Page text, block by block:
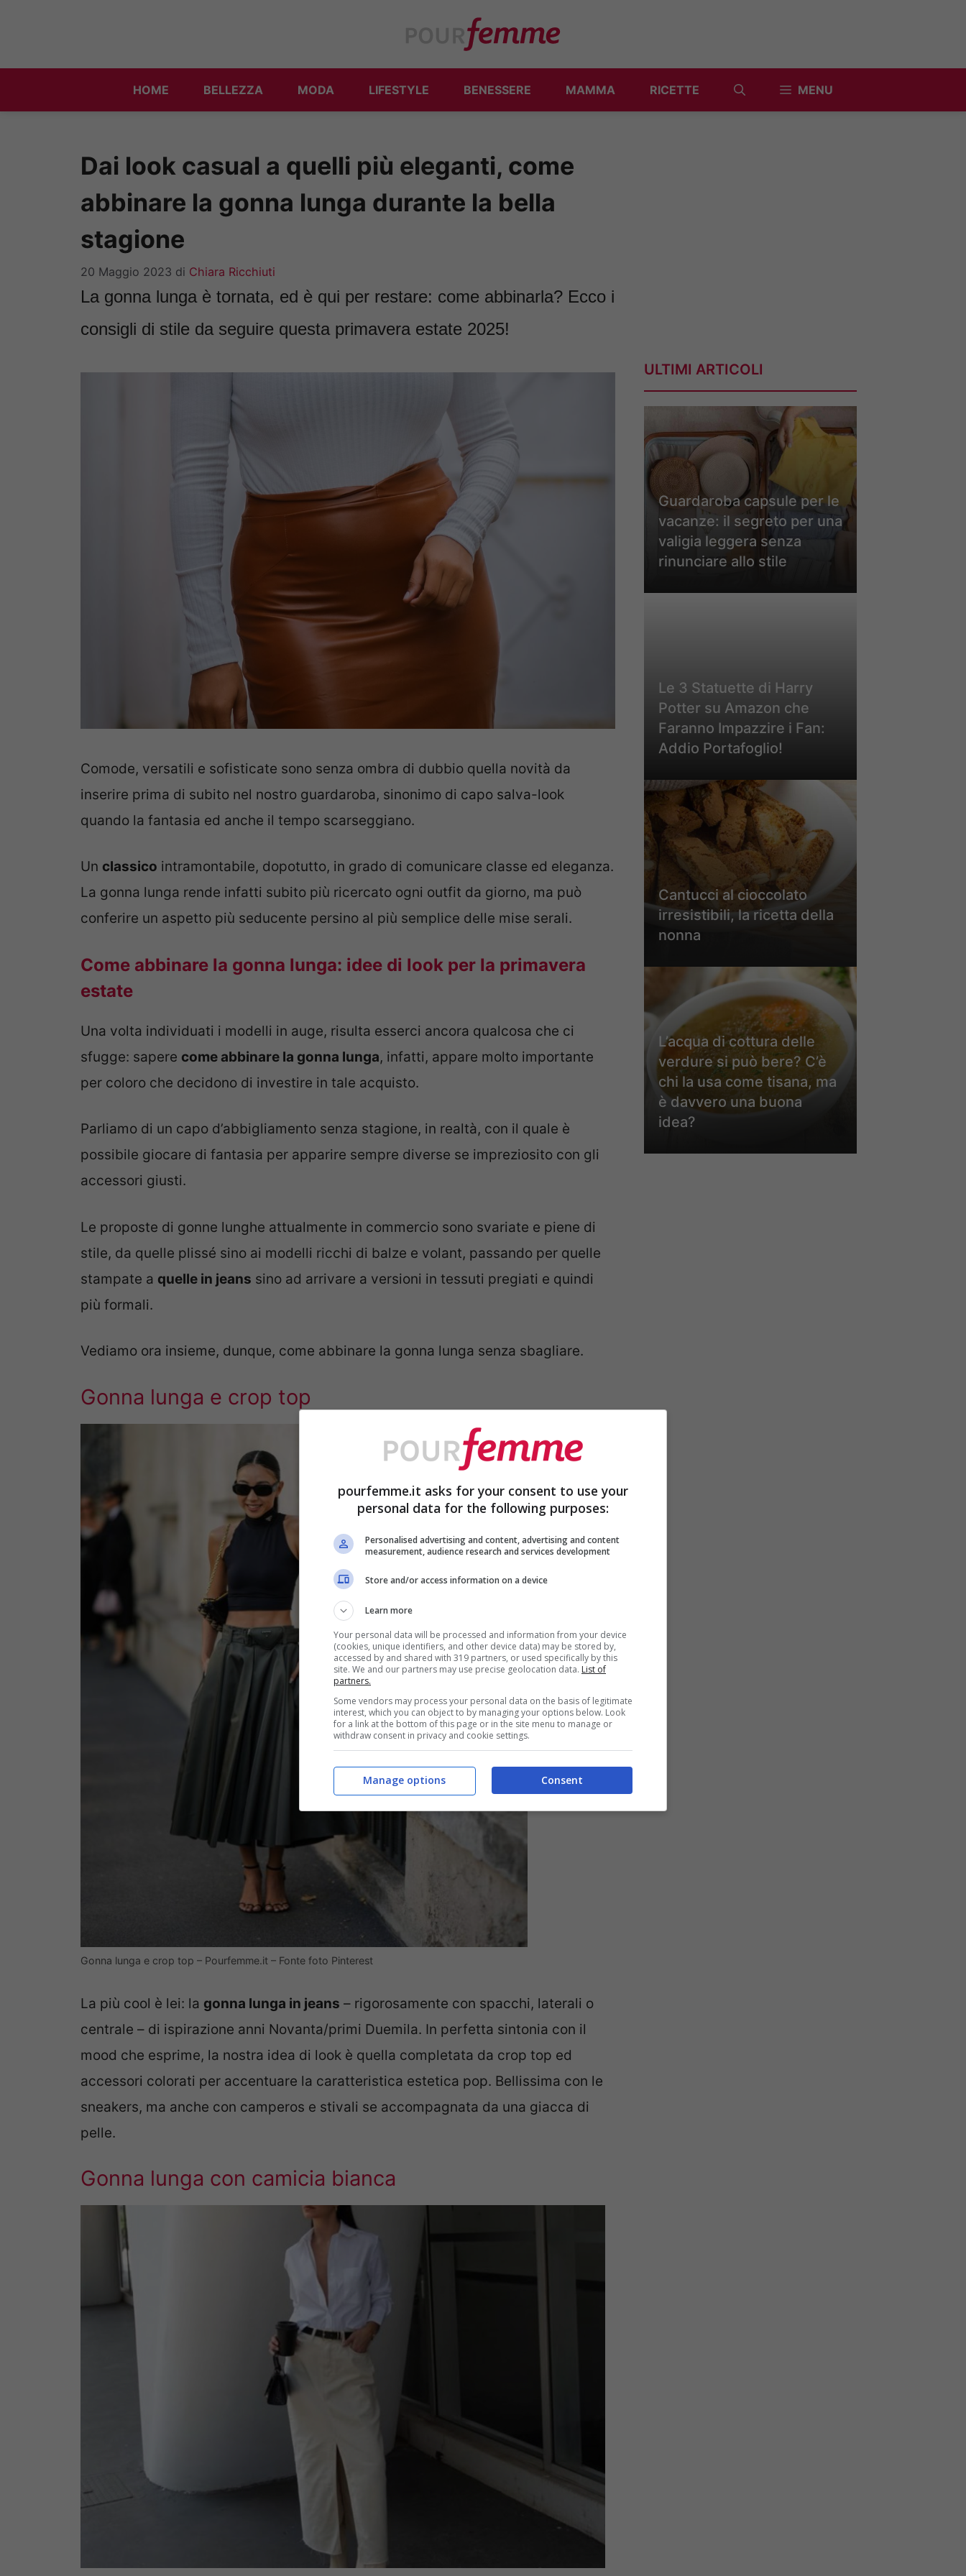
HOME BELLEZZA MODA LIFESTYLE BENESSERE MAMMA RICETTE MENU
Dai look casual a quelli più eleganti, come
abbinare la gonna lunga durante la bella
stagione
20 Maggio 2023 di Chiara Ricchiuti
La gonna lunga è tornata, ed è qui per restare: come abbinarla? Ecco i
consigli di stile da seguire questa primavera estate 2025!
Comode, versatili e sofisticate sono senza ombra di dubbio quella novità da
inserire prima di subito nel nostro guardaroba, sinonimo di capo salva-look
quando la fantasia ed anche il tempo scarseggiano.
Un classico intramontabile, dopotutto, in grado di comunicare classe ed eleganza.
La gonna lunga rende infatti subito più ricercato ogni outfit da giorno, ma può
conferire un aspetto più seducente persino al più semplice delle mise serali.
Come abbinare la gonna lunga: idee di look per la primavera
estate
Una volta individuati i modelli in auge, risulta esserci ancora qualcosa che ci
sfugge: sapere come abbinare la gonna lunga, infatti, appare molto importante
per coloro che decidono di investire in tale acquisto.
Parliamo di un capo d’abbigliamento senza stagione, in realtà, con il quale è
possibile giocare di fantasia per apparire sempre diverse se impreziosito con gli
accessori giusti.
Le proposte di gonne lunghe attualmente in commercio sono svariate e piene di
stile, da quelle plissé sino ai modelli ricchi di balze e volant, passando per quelle
stampate a quelle in jeans sino ad arrivare a versioni in tessuti pregiati e quindi
più formali.
Vediamo ora insieme, dunque, come abbinare la gonna lunga senza sbagliare.
Gonna lunga e crop top
Gonna lunga e crop top – Pourfemme.it – Fonte foto Pinterest
La più cool è lei: la gonna lunga in jeans – rigorosamente con spacchi, laterali o
centrale – di ispirazione anni Novanta/primi Duemila. In perfetta sintonia con il
mood che esprime, la nostra idea di look è quella completata da crop top ed
accessori colorati per accentuare la caratteristica estetica pop. Bellissima con le
sneakers, ma anche con camperos e stivali se accompagnata da una giacca di
pelle.
Gonna lunga con camicia bianca
ULTIMI ARTICOLI
Guardaroba capsule per le
vacanze: il segreto per una
valigia leggera senza
rinunciare allo stile
Le 3 Statuette di Harry
Potter su Amazon che
Faranno Impazzire i Fan:
Addio Portafoglio!
Cantucci al cioccolato
irresistibili, la ricetta della
nonna
L’acqua di cottura delle
verdure si può bere? C’è
chi la usa come tisana, ma
è davvero una buona
idea?
pourfemme.it asks for your consent to use your
personal data for the following purposes:
Personalised advertising and content, advertising and content
measurement, audience research and services development
Store and/or access information on a device
Learn more
Your personal data will be processed and information from your device
(cookies, unique identifiers, and other device data) may be stored by,
accessed by and shared with 319 partners, or used specifically by this
site. We and our partners may use precise geolocation data. List of
partners.
Some vendors may process your personal data on the basis of legitimate
interest, which you can object to by managing your options below. Look
for a link at the bottom of this page or in the site menu to manage or
withdraw consent in privacy and cookie settings.
Consent
Manage options